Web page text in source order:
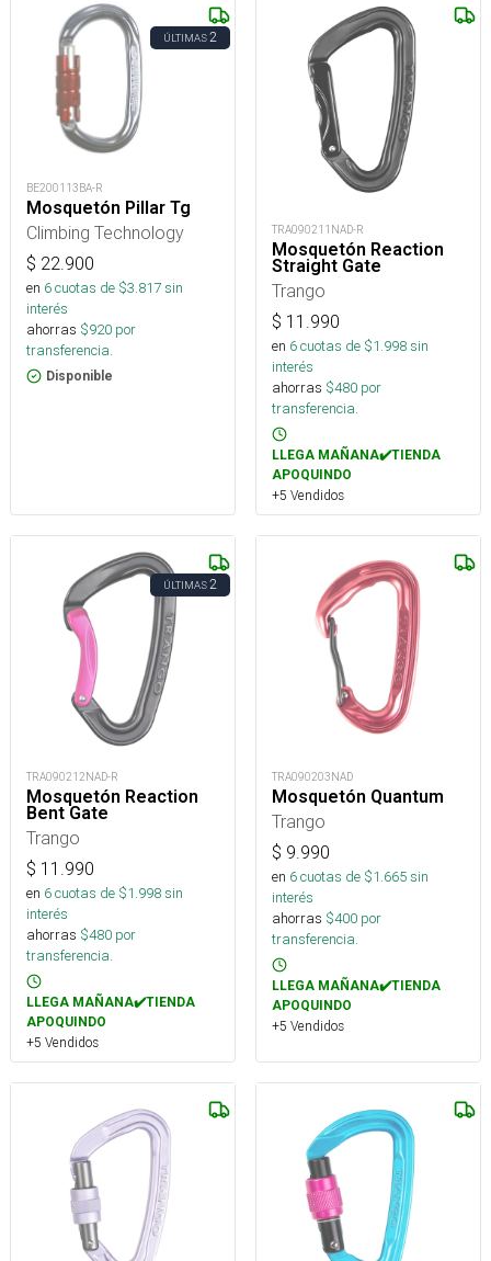
ÚLTIMAS2
BE200113BA-R
Mosquetón Pillar Tg
Climbing Technology
$ 22.900
en 6cuotas de $3.817sin
interés
ahorras $920 por
transferencia.
Disponible
TRA090211NAD-R
Mosquetón Reaction
Straight Gate
Trango
$ 11.990
en 6cuotas de $1.998sin
interés
ahorras $480 por
transferencia.
LLEGA MAÑANA✔️TIENDA
APOQUINDO
+5 Vendidos
ÚLTIMAS2
TRA090212NAD-R
Mosquetón Reaction
Bent Gate
Trango
$ 11.990
en 6cuotas de $1.998sin
interés
ahorras $480 por
transferencia.
LLEGA MAÑANA✔️TIENDA
APOQUINDO
+5 Vendidos
TRA090203NAD
Mosquetón Quantum
Trango
$ 9.990
en 6cuotas de $1.665sin
interés
ahorras $400 por
transferencia.
LLEGA MAÑANA✔️TIENDA
APOQUINDO
+5 Vendidos